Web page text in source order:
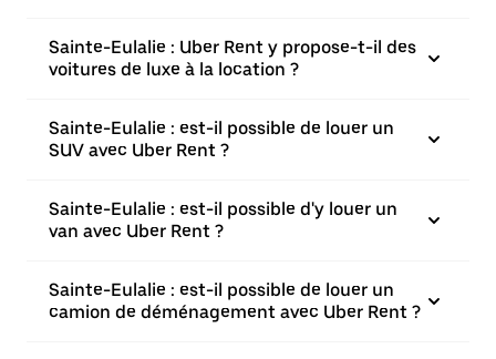
Sainte-Eulalie : Uber Rent y propose-t-il des
voitures de luxe à la location ?
Sainte-Eulalie : est-il possible de louer un
SUV avec Uber Rent ?
Sainte-Eulalie : est-il possible d'y louer un
van avec Uber Rent ?
Sainte-Eulalie : est-il possible de louer un
camion de déménagement avec Uber Rent ?